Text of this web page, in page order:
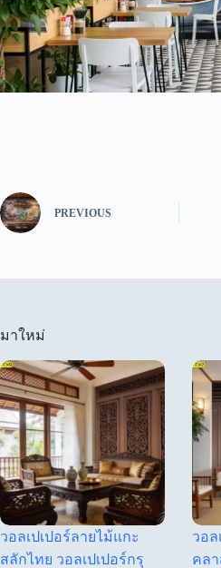
PREVIOUS
มาใหม่
วอลเปเปอร์ลายไม้แกะ
สลักไทย วอลเปเปอร์กรุ
วอล
คล